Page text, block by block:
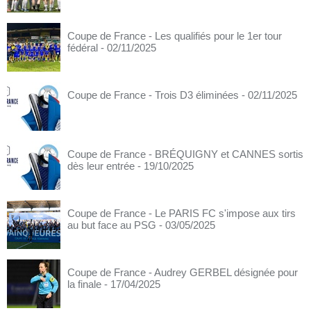
Coupe de France - Les qualifiés pour le 1er tour
fédéral - 02/11/2025
Coupe de France - Trois D3 éliminées - 02/11/2025
Coupe de France - BRÉQUIGNY et CANNES sortis
dès leur entrée - 19/10/2025
Coupe de France - Le PARIS FC s'impose aux tirs
au but face au PSG - 03/05/2025
Coupe de France - Audrey GERBEL désignée pour
la finale - 17/04/2025